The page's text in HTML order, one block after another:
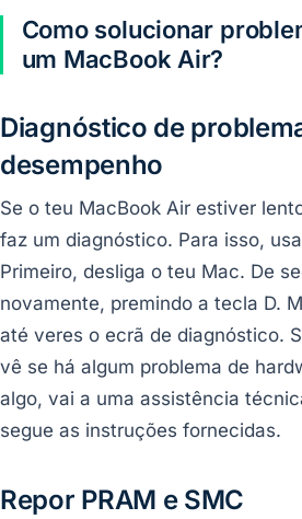
Como solucionar
um MacBook Air?
Diagnóstico de
desempenho
Se o teu MacBook Air estiver
faz um diagnóstico. Para isso,
Primeiro, desliga o teu Mac. De
novamente, premindo a tecla D.
até veres o ecrã de diagnóstico.
vê se há algum problema de
algo, vai a uma assistência
segue as instruções fornecidas.
Repor PRAM e SMC